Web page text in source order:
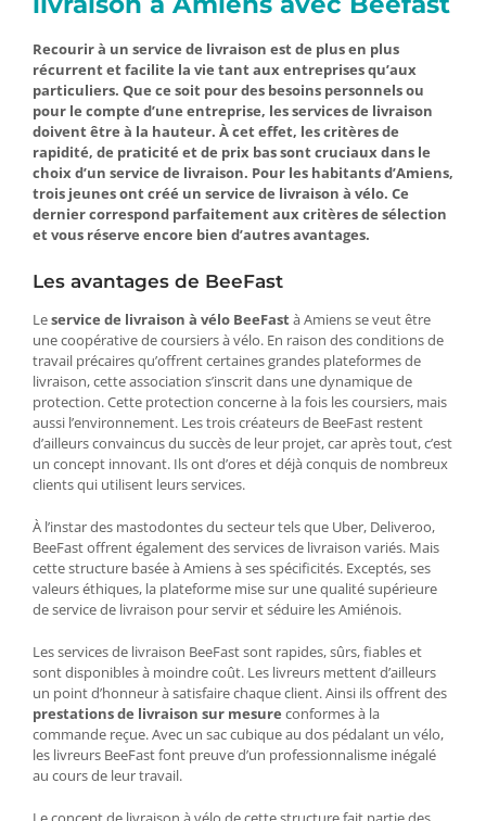
Recourir à un service de livraison est de plus en plus
récurrent et facilite la vie tant aux entreprises qu’aux
particuliers. Que ce soit pour des besoins personnels ou
pour le compte d’une entreprise, les services de livraison
doivent être à la hauteur. À cet effet, les critères de
rapidité, de praticité et de prix bas sont cruciaux dans le
choix d’un service de livraison. Pour les habitants d’Amiens,
trois jeunes ont créé un service de livraison à vélo. Ce
dernier correspond parfaitement aux critères de sélection
et vous réserve encore bien d’autres avantages.
Les avantages de BeeFast
Leservice de livraison à vélo BeeFastà Amiens se veut être
une coopérative de coursiers à vélo. En raison des conditions de
travail précaires qu’offrent certaines grandes plateformes de
livraison, cette association s’inscrit dans une dynamique de
protection. Cette protection concerne à la fois les coursiers, mais
aussi l’environnement. Les trois créateurs de BeeFast restent
d’ailleurs convaincus du succès de leur projet, car après tout, c’est
un concept innovant. Ils ont d’ores et déjà conquis de nombreux
clients qui utilisent leurs services.
À l’instar des mastodontes du secteur tels que Uber, Deliveroo,
BeeFast offrent également des services de livraison variés. Mais
cette structure basée à Amiens à ses spécificités. Exceptés, ses
valeurs éthiques, la plateforme mise sur une qualité supérieure
de service de livraison pour servir et séduire les Amiénois.
Les services de livraison BeeFast sont rapides, sûrs, fiables et
sont disponibles à moindre coût. Les livreurs mettent d’ailleurs
un point d’honneur à satisfaire chaque client. Ainsi ils offrent des
prestations de livraison sur mesure conformes à la
commande reçue. Avec un sac cubique au dos pédalant un vélo,
les livreurs BeeFast font preuve d’un professionnalisme inégalé
au cours de leur travail.